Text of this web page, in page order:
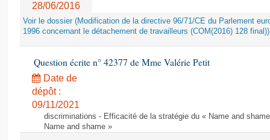
28/06/2016
Voir le dossier (Modification de la directive 96/71/CE du Parlement
1996 concernant le détachement de travailleurs (COM(2016) 128 final))
Question écrite n° 42377 de Mme Valérie Petit
Date de
dépôt :
09/11/2021
discriminations - Efficacité de la stratégie du « Name and
Name and shame »